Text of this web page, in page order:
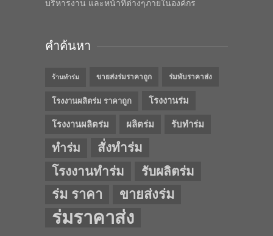
บริหารงาน และหน้าที่ต่างๆภายในองค์กร
คำค้นหา
ร้านทำร่ม ขายส่งร่มราคาถูก ร่มพับราคาส่ง
โรงงานผลิตร่ม ราคาถูก โรงงานร่ม
โรงงานผลิตร่ม ผลิตร่ม รับทำร่ม
ทำร่ม
สั่งทำร่ม
โรงงานทำร่ม
รับผลิตร่ม
ร่ม ราคา ขายส่งร่ม
ร่มราคาส่ง